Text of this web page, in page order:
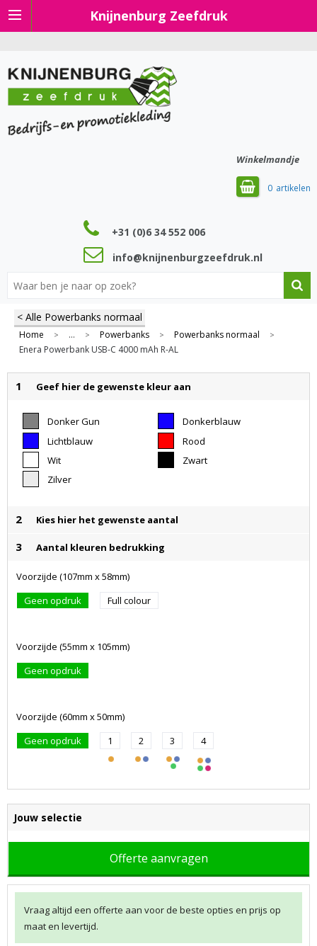
Knijnenburg Zeefdruk
Winkelmandje
0
+31 (0)6 34 552 006
info@knijnenburgzeefdruk.nl
< Alle Powerbanks normaal
Home > ... > Powerbanks > Powerbanks normaal >
Enera Powerbank USB-C 4000 mAh R-AL
1 Geef hier de gewenste kleur aan
Donker Gun
Metal
Donkerblauw
Lichtblauw
Rood
Wit
Zwart
Zilver
2 Kies hier het gewenste aantal
3 Aantal kleuren bedrukking
Voorzijde (107mm x 58mm)
Geen opdruk
Full colour
Voorzijde (55mm x 105mm)
Geen opdruk
Voorzijde (60mm x 50mm)
Geen opdruk
1 2 3 4
Jouw selectie
Offerte aanvragen
Vraag altijd een offerte aan voor de beste opties en prijs op
maat en levertijd.